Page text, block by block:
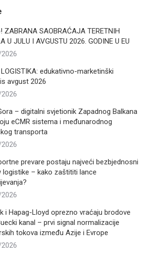
ZABRANA SAOBRAĆAJA TERETNIH
U JULU I AVGUSTU 2026. GODINE U EU
edukativno-marketinški
avgust 2026
– digitalni svjetionik Zapadnog Balkana
eCMR sistema i međunarodnog
transporta
prevare postaju najveći bezbjednosni
logistike – kako zaštititi lance
i Hapag-Lloyd oprezno vraćaju brodove
kanal – prvi signal normalizacije
tokova između Azije i Evrope